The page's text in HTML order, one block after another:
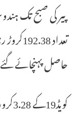
حاصل پہنچائے